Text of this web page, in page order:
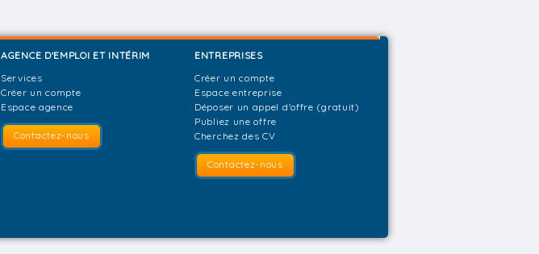
AGENCE D'EMPLOI ET INTÉRIM
Services
Créer un compte
Espace agence
Contactez-nous
ENTREPRISES
Créer un compte
Espace entreprise
Déposer un appel d'offre (gratuit)
Publiez une offre
Cherchez des CV
Contactez-nous